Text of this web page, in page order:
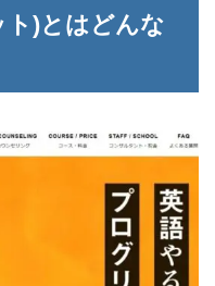
ト)とはどんな